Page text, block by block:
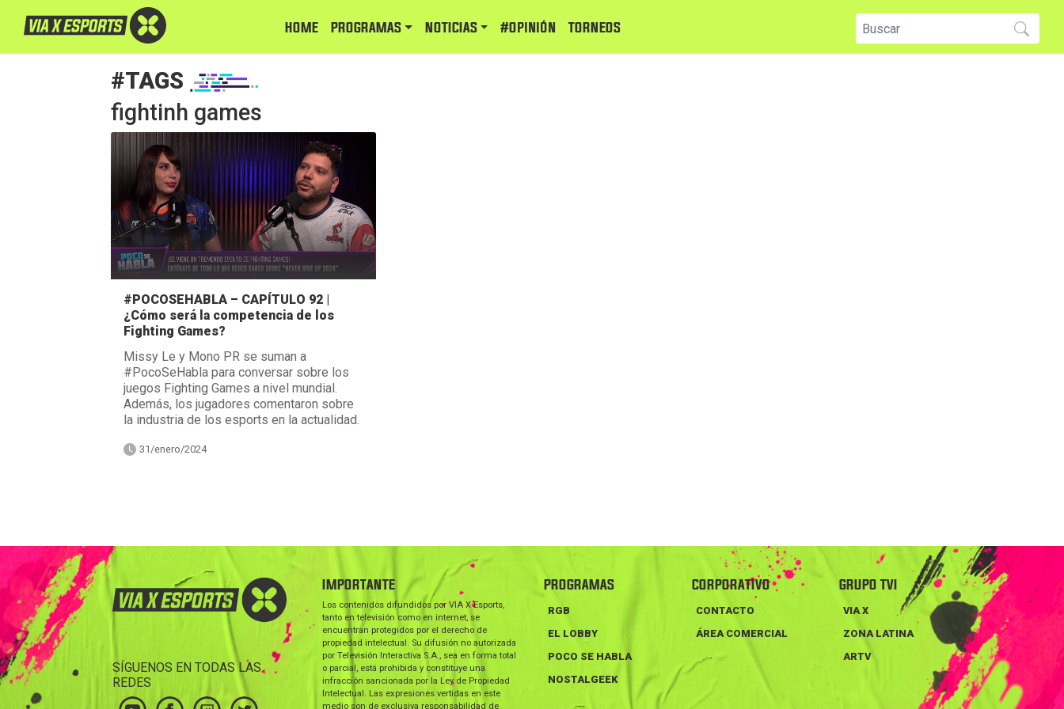
HOME PROGRAMAS NOTICIAS #Opinión TORNEOS
#TAGS
fightinh games
#POCOSEHABLA – CAPÍTULO 92 |
¿Cómo será la competencia de los
Fighting Games?
Missy Le y Mono PR se suman a
#PocoSeHabla para conversar sobre los
juegos Fighting Games a nivel mundial.
Además, los jugadores comentaron sobre
la industria de los esports en la actualidad.
31/enero/2024
SÍGUENOS EN TODAS LAS
REDES
IMPORTANTE
Los contenidos difundidos por VIA X Esports,
tanto en televisión como en internet, se
encuentran protegidos por el derecho de
propiedad intelectual. Su difusión no autorizada
por Televisión Interactiva S.A., sea en forma total
o parcial, está prohibida y constituye una
infracción sancionada por la Ley de Propiedad
Intelectual. Las expresiones vertidas en este
medio son de exclusiva responsabilidad de
PROGRAMAS
RGB
EL LOBBY
POCO SE HABLA
NOSTALGEEK
CORPORATIVO
CONTACTO
ÁREA COMERCIAL
GRUPO TVI
VIA X
ZONA LATINA
ARTV